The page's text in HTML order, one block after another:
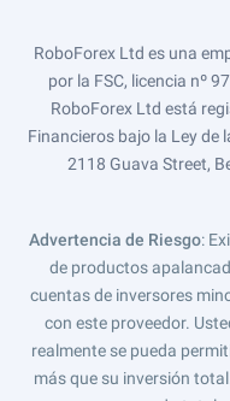
RoboForex Ltd es una
por la FSC, licencia nº
RoboForex Ltd está
Financieros bajo la Ley de
2118 Guava Street,
Advertencia de Riesgo:
de productos
cuentas de inversores
con este proveedor.
realmente se pueda
más que su inversión